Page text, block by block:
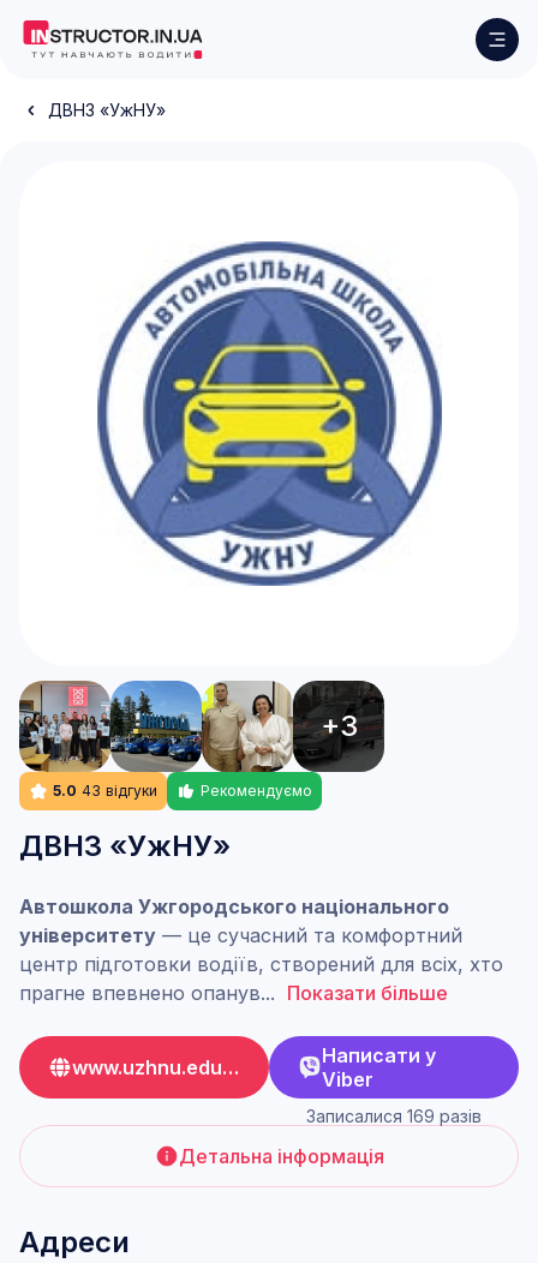
ДВНЗ «УжНУ»
+3
5.0 43 відгуки Рекомендуємо
ДВНЗ «УжНУ»
Автошкола Ужгородського національного
університету — це сучасний та комфортний
центр підготовки водіїв, створений для всіх, хто
прагне впевнено опанув... Показати більше
www.uzhnu.edu.ua
Написати у
Viber
Записалися 169 разів
Детальна інформація
Адреси